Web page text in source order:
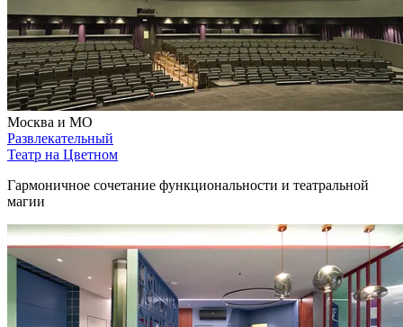
Москва и МО
Развлекательный
Театр на Цветном
Гармоничное сочетание функциональности и театральной
магии